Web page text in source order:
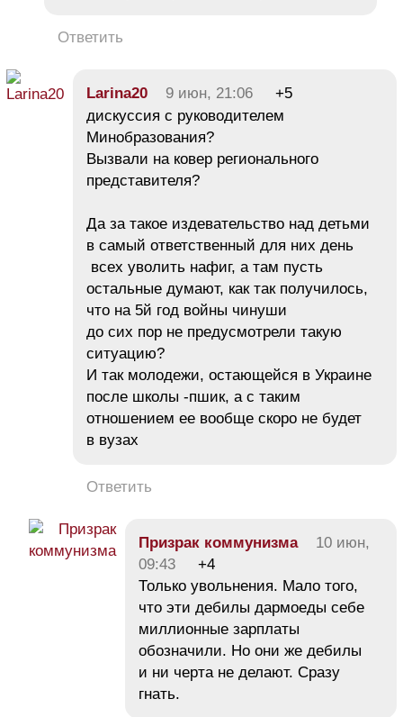
Ответить
Larina20 9 июн, 21:06
+5
дискуссия с руководителем
Минобразования?
Вызвали на ковер регионального
представителя?
Да за такое издевательство над детьми
в самый ответственный для них день
всех уволить нафиг, а там пусть
остальные думают, как так получилось,
что на 5й год войны чинуши
до сих пор не предусмотрели такую
ситуацию?
И так молодежи, остающейся в Украине
после школы -пшик, а с таким
отношением ее вообще скоро не будет
в вузах
Ответить
Призрак коммунизма
10 июн,
09:43
+4
Только увольнения. Мало того,
что эти дебилы дармоеды себе
миллионные зарплаты
обозначили. Но они же дебилы
и ни черта не делают. Сразу
гнать.